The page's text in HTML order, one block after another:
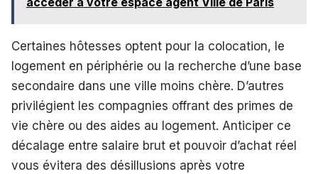
Certaines hôtesses optent pour la colocation, le
logement en périphérie ou la recherche d’une base
secondaire dans une ville moins chère. D’autres
privilégient les compagnies offrant des primes de
vie chère ou des aides au logement. Anticiper ce
décalage entre salaire brut et pouvoir d’achat réel
vous évitera des désillusions après votre